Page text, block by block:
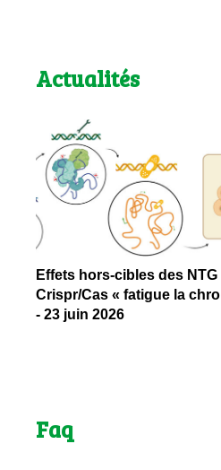
Actualités
Effets hors-cibles des NTG
Crispr/Cas « fatigue la
- 23 juin 2026
Faq